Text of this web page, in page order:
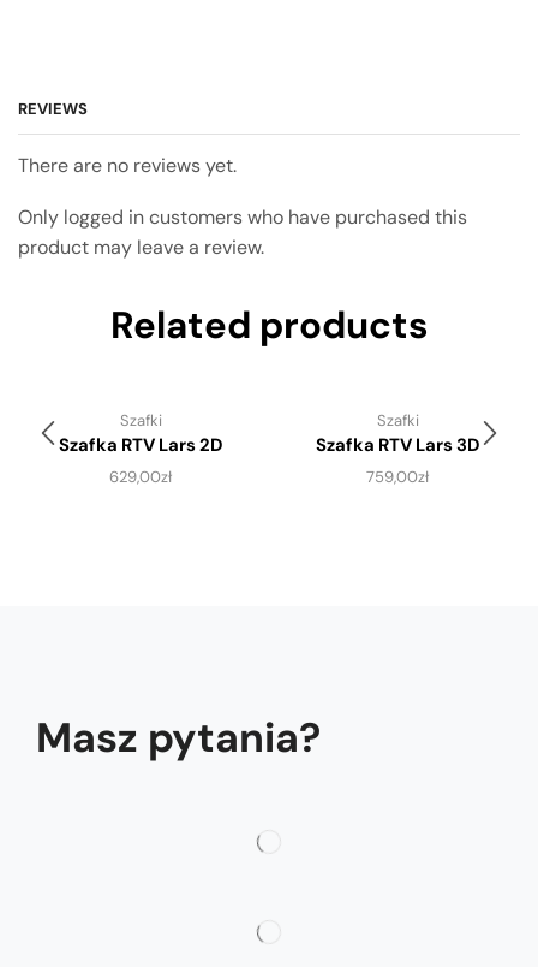
REVIEWS
There are no reviews yet.
Only logged in customers who have purchased this
product may leave a review.
Related products
Szafki
Szafka RTV Lars 2D
629,00zł
Szafki
Szafka RTV Lars 3D
759,00zł
Masz pytania?